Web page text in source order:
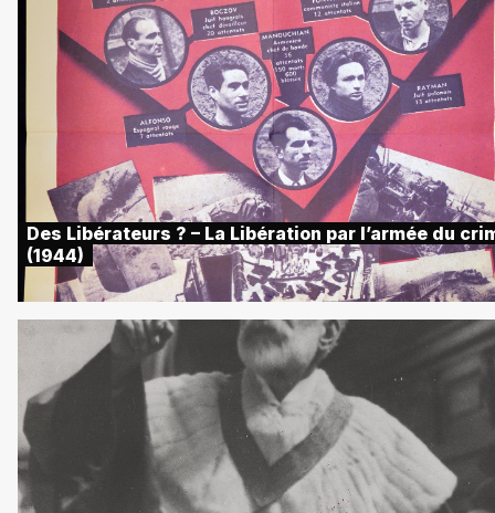
Des Libérateurs ? – La Libération par l’armée du
(1944)